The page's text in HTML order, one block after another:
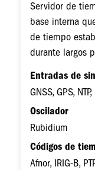
Servidor de
base interna
de tiempo
durante largos
Entradas de
GNSS, GPS,
Oscilador
Rubidium
Códigos de
Afnor, IRIG-B,